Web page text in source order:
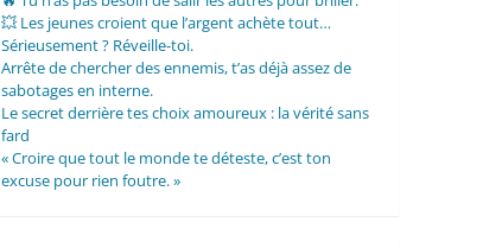
💥 Les jeunes croient que l’argent achète tout…
Sérieusement ? Réveille-toi.
Arrête de chercher des ennemis, t’as déjà assez de
sabotages en interne.
Le secret derrière tes choix amoureux : la vérité sans
fard
« Croire que tout le monde te déteste, c’est ton
excuse pour rien foutre. »